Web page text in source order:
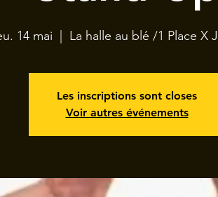
14 mai La halle au blé /1 Place X
Les inscriptions sont closes
Voir autres événements